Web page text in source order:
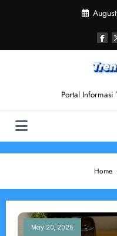
Portal Informasi
Home
May 20, 2025